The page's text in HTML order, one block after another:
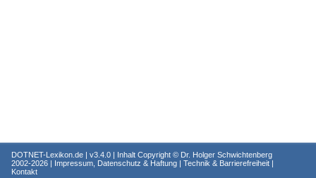
DOTNET-Lexikon.de | v3.4.0 | Inhalt Copyright © Dr. Holger Schwichtenberg
2002-2026 | Impressum, Datenschutz & Haftung | Technik & Barrierefreiheit |
Kontakt